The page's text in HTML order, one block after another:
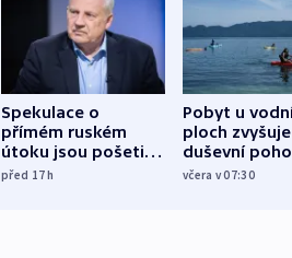
Spekulace o
přímém ruském
útoku jsou pošetilé,
míní estonský
před 17h
Pobyt u
ploch zvyšuje
duševní
ukázala
včera v 07:30